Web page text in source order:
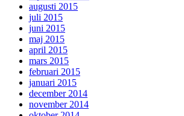
augusti 2015
juli 2015
juni 2015
maj 2015
april 2015
mars 2015
februari 2015
januari 2015
december 2014
november 2014